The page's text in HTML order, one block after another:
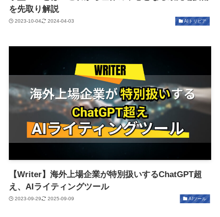
を先取り解説
2023-10-04 2024-04-03 AIトリビア
【Writer】海外上場企業が特別扱いするChatGPT超
え、AIライティングツール
2023-09-29 2025-09-09 AIツール